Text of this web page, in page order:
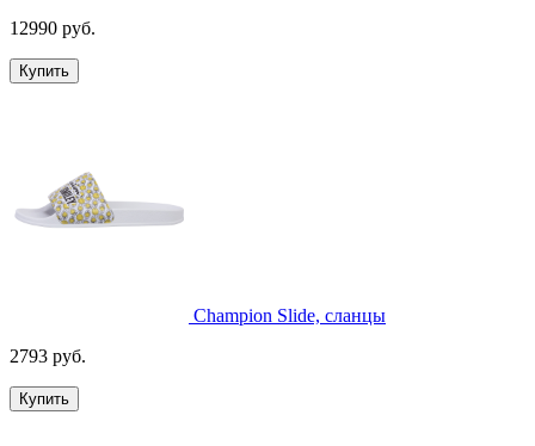
12990 руб.
Купить
Champion Slide, сланцы
2793 руб.
Купить